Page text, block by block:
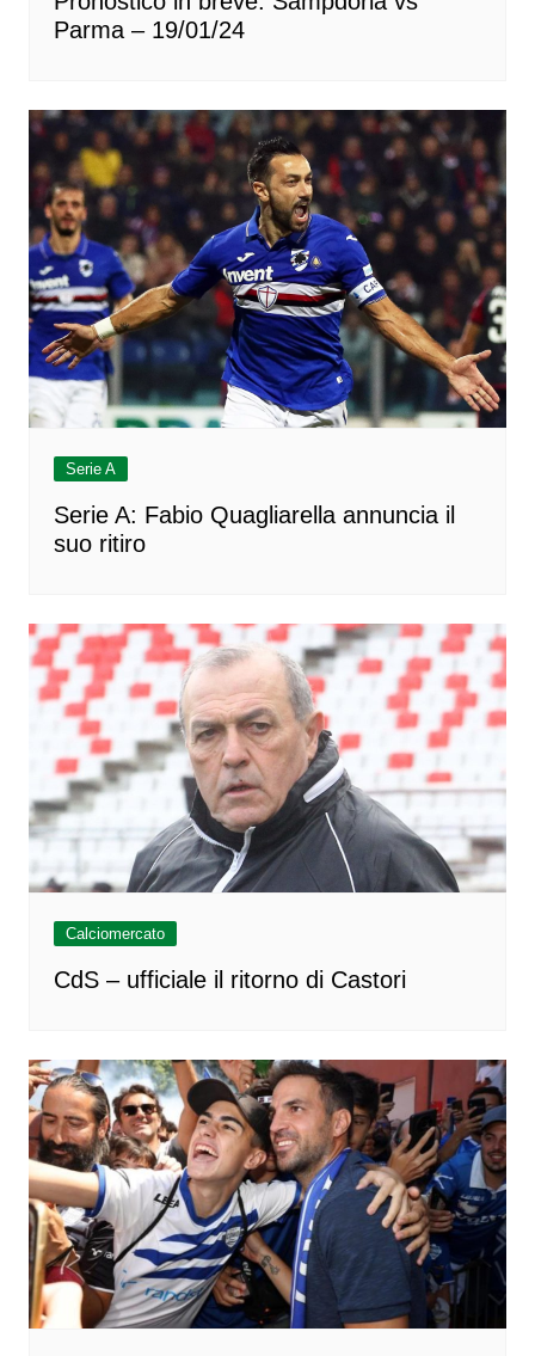
Parma – 19/01/24
Serie A
Serie A: Fabio Quagliarella annuncia il
suo ritiro
Calciomercato
CdS – ufficiale il ritorno di Castori